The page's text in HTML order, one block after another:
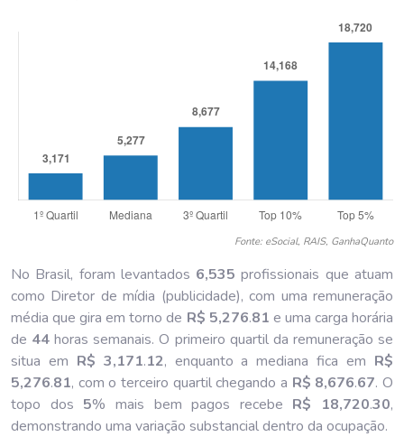
Fonte: eSocial, RAIS, GanhaQuanto
No Brasil, foram levantados 6,535 profissionais que atuam
como Diretor de mídia (publicidade), com uma remuneração
média que gira em torno de R$ 5,276.81 e uma carga horária
de 44 horas semanais. O primeiro quartil da remuneração se
situa em R$ 3,171.12, enquanto a mediana fica em R$
5,276.81, com o terceiro quartil chegando a R$ 8,676.67. O
topo dos 5% mais bem pagos recebe R$ 18,720.30,
demonstrando uma variação substancial dentro da ocupação.